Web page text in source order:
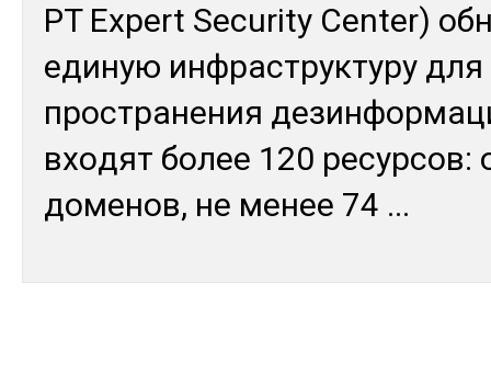
PT Expert Security Center)
еди­ную ин­фраструк­ту­ру
простра­нения
вхо­дят бо­лее 120 ре­сур­сов:
до­менов, не ме­нее 74 ...